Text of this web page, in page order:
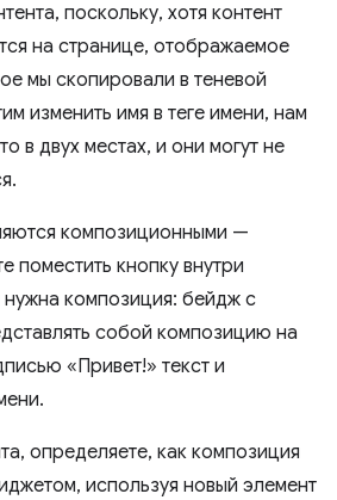
поскольку, хотя контент
на странице, отображаемое
мы скопировали в теневой
изменить имя в теге имени, нам
в двух местах, и они могут не
композиционными —
поместить кнопку внутри
композиция: бейдж с
собой композицию на
«Привет!» текст и
определяете, как композиция
используя новый элемент